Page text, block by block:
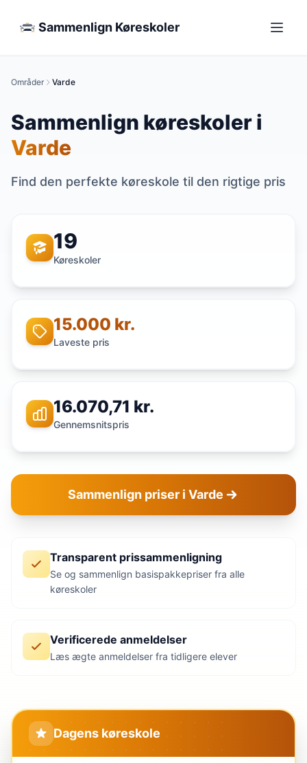
Sammenlign Køreskoler
Områder Varde
Sammenlign køreskoler i
Varde
Find den perfekte køreskole til den rigtige pris
19
Køreskoler
15.000 kr.
Laveste pris
16.070,71 kr.
Gennemsnitspris
Sammenlign priser i Varde
Transparent prissammenligning
Se og sammenlign basispakkepriser fra alle
køreskoler
Verificerede anmeldelser
Læs ægte anmeldelser fra tidligere elever
Dagens køreskole